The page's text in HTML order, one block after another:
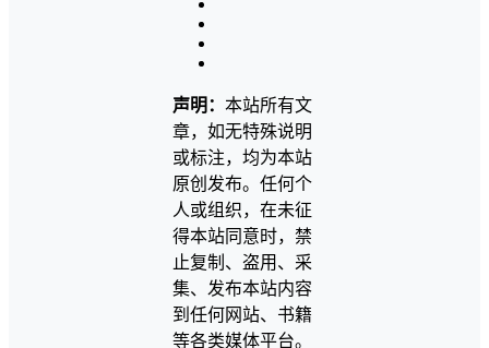
声明： 本站所有文
章，如无特殊说明
或标注，均为本站
原创发布。任何个
人或组织，在未征
得本站同意时，禁
止复制、盗用、采
集、发布本站内容
到任何网站、书籍
等各类媒体平台。